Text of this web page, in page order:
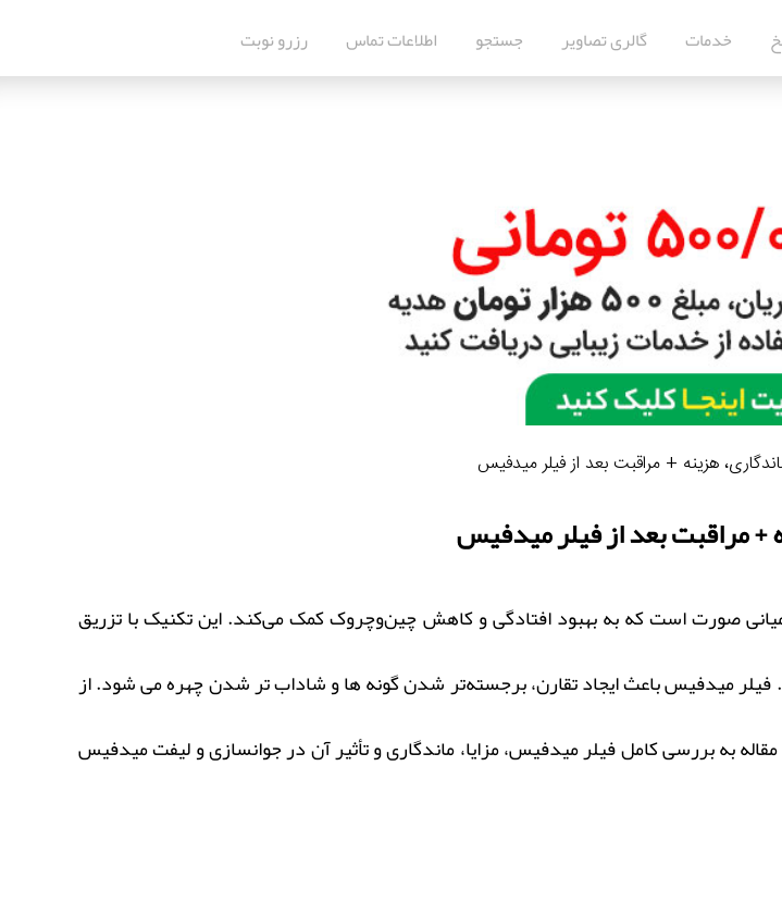
خدمات گالری تصاویر جستجو اطلاعات تماس رزرو نوبت
هزینه + مراقبت بعد از فیلر میدفیس
مراقبت بعد از فیلر میدفیس
صورت است که به بهبود افتادگی و کاهش چین‌وچروک کمک می‌کند. این تکنیک با تزریق
میدفیس باعث ایجاد تقارن، برجسته‌تر شدن گونه‌ ها و شاداب‌ تر شدن چهره می‌ شود. از
به بررسی کامل فیلر میدفیس، مزایا، ماندگاری و تأثیر آن در جوانسازی و لیفت میدفیس